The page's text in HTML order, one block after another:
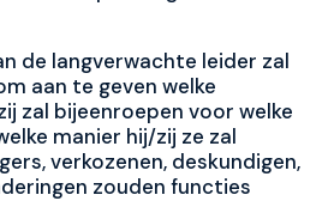
de langverwachte leider zal
aan te geven welke
zal bijeenroepen voor welke
manier hij/zij ze zal
verkozenen, deskundigen,
zouden functies